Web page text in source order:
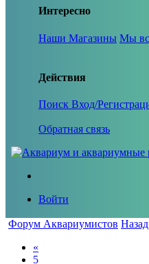
Интересно
Наши Магазины Мы
Действия
Поиск Вход/
Обратная связь
Войти
Форум Аквариумистов Назад
«
5